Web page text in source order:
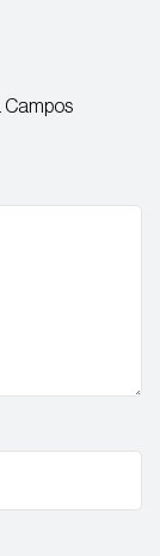
Campos